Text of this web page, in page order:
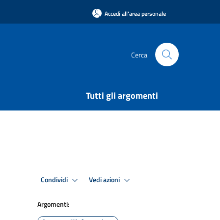
Accedi all'area personale
Cerca
Tutti gli argomenti
Condividi Vedi azioni
Argomenti: